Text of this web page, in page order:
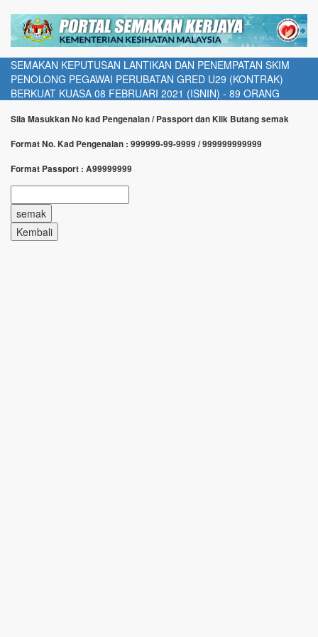
SEMAKAN KEPUTUSAN LANTIKAN DAN PENEMPATAN SKIM
PENOLONG PEGAWAI PERUBATAN GRED U29 (KONTRAK)
BERKUAT KUASA 08 FEBRUARI 2021 (ISNIN) - 89 ORANG
Sila Masukkan No kad Pengenalan / Passport dan Klik Butang semak
Format No. Kad Pengenalan : 999999-99-9999 / 999999999999
Format Passport : A99999999